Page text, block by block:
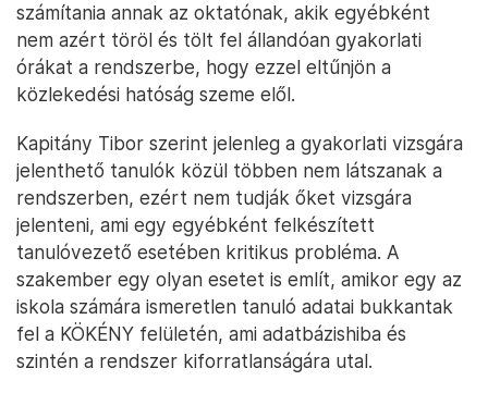
számítania annak az oktatónak, akik egyébként
nem azért töröl és tölt fel állandóan gyakorlati
órákat a rendszerbe, hogy ezzel eltűnjön a
közlekedési hatóság szeme elől.
Kapitány Tibor szerint jelenleg a gyakorlati vizsgára
jelenthető tanulók közül többen nem látszanak a
rendszerben, ezért nem tudják őket vizsgára
jelenteni, ami egy egyébként felkészített
tanulóvezető esetében kritikus probléma. A
szakember egy olyan esetet is említ, amikor egy az
iskola számára ismeretlen tanuló adatai bukkantak
fel a KÖKÉNY felületén, ami adatbázishiba és
szintén a rendszer kiforratlanságára utal.